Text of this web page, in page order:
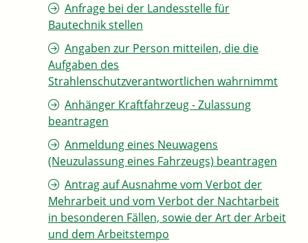
Anfrage bei der Landesstelle für
Bautechnik stellen
Angaben zur Person mitteilen, die die
Aufgaben des
Strahlenschutzverantwortlichen wahrnimmt
Anhänger Kraftfahrzeug - Zulassung
beantragen
Anmeldung eines Neuwagens
(Neuzulassung eines Fahrzeugs) beantragen
Antrag auf Ausnahme vom Verbot der
Mehrarbeit und vom Verbot der Nachtarbeit
in besonderen Fällen, sowie der Art der Arbeit
und dem Arbeitstempo